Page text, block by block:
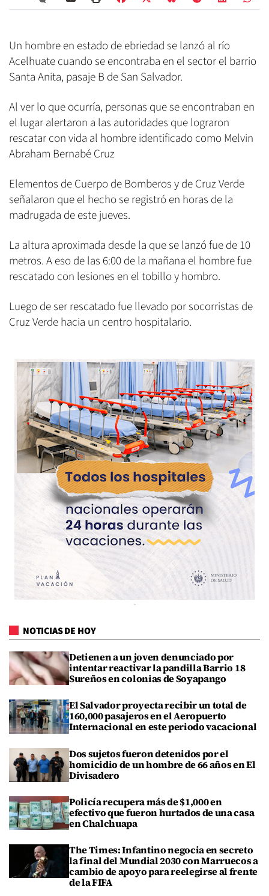
Un hombre en estado de ebriedad se lanzó al río
Acelhuate cuando se encontraba en el sector el barrio
Santa Anita, pasaje B de San Salvador.
Al ver lo que ocurría, personas que se encontraban en
el lugar alertaron a las autoridades que lograron
rescatar con vida al hombre identificado como Melvin
Abraham Bernabé Cruz
Elementos de Cuerpo de Bomberos y de Cruz Verde
señalaron que el hecho se registró en horas de la
madrugada de este jueves.
La altura aproximada desde la que se lanzó fue de 10
metros. A eso de las 6:00 de la mañana el hombre fue
rescatado con lesiones en el tobillo y hombro.
Luego de ser rescatado fue llevado por socorristas de
Cruz Verde hacia un centro hospitalario.
NOTICIAS DE HOY
Detienen a un joven denunciado por
intentar reactivar la pandilla Barrio 18
Sureños en colonias de Soyapango
El Salvador proyecta recibir un total de
160,000 pasajeros en el Aeropuerto
Internacional en este periodo vacacional
Dos sujetos fueron detenidos por el
homicidio de un hombre de 66 años en El
Divisadero
Policía recupera más de $1,000 en
efectivo que fueron hurtados de una casa
en Chalchuapa
The Times: Infantino negocia en secreto
la final del Mundial 2030 con Marruecos a
cambio de apoyo para reelegirse al frente
de la FIFA